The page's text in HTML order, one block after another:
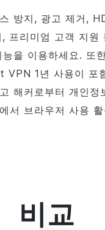
방지, 광고 제거,
프리미엄 고객 지원
을 이용하세요. 또
VPN 1년 사용이 포
해커로부터 개인정
서 브라우저 사용
비교